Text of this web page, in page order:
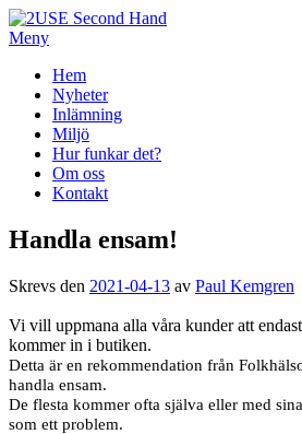
Hoppa
till
Meny
Primär
meny
Hem
Nyheter
Inlämning
Miljö
Hur funkar det?
Om oss
Kontakt
Handla ensam!
Skrevs den 2021-04-13 av Paul Kemgren
Vi vill uppmana alla våra kunder att
kommer in i butiken.
Detta är en rekommendation från
handla ensam.
De flesta kommer ofta själva eller med
som ett problem.